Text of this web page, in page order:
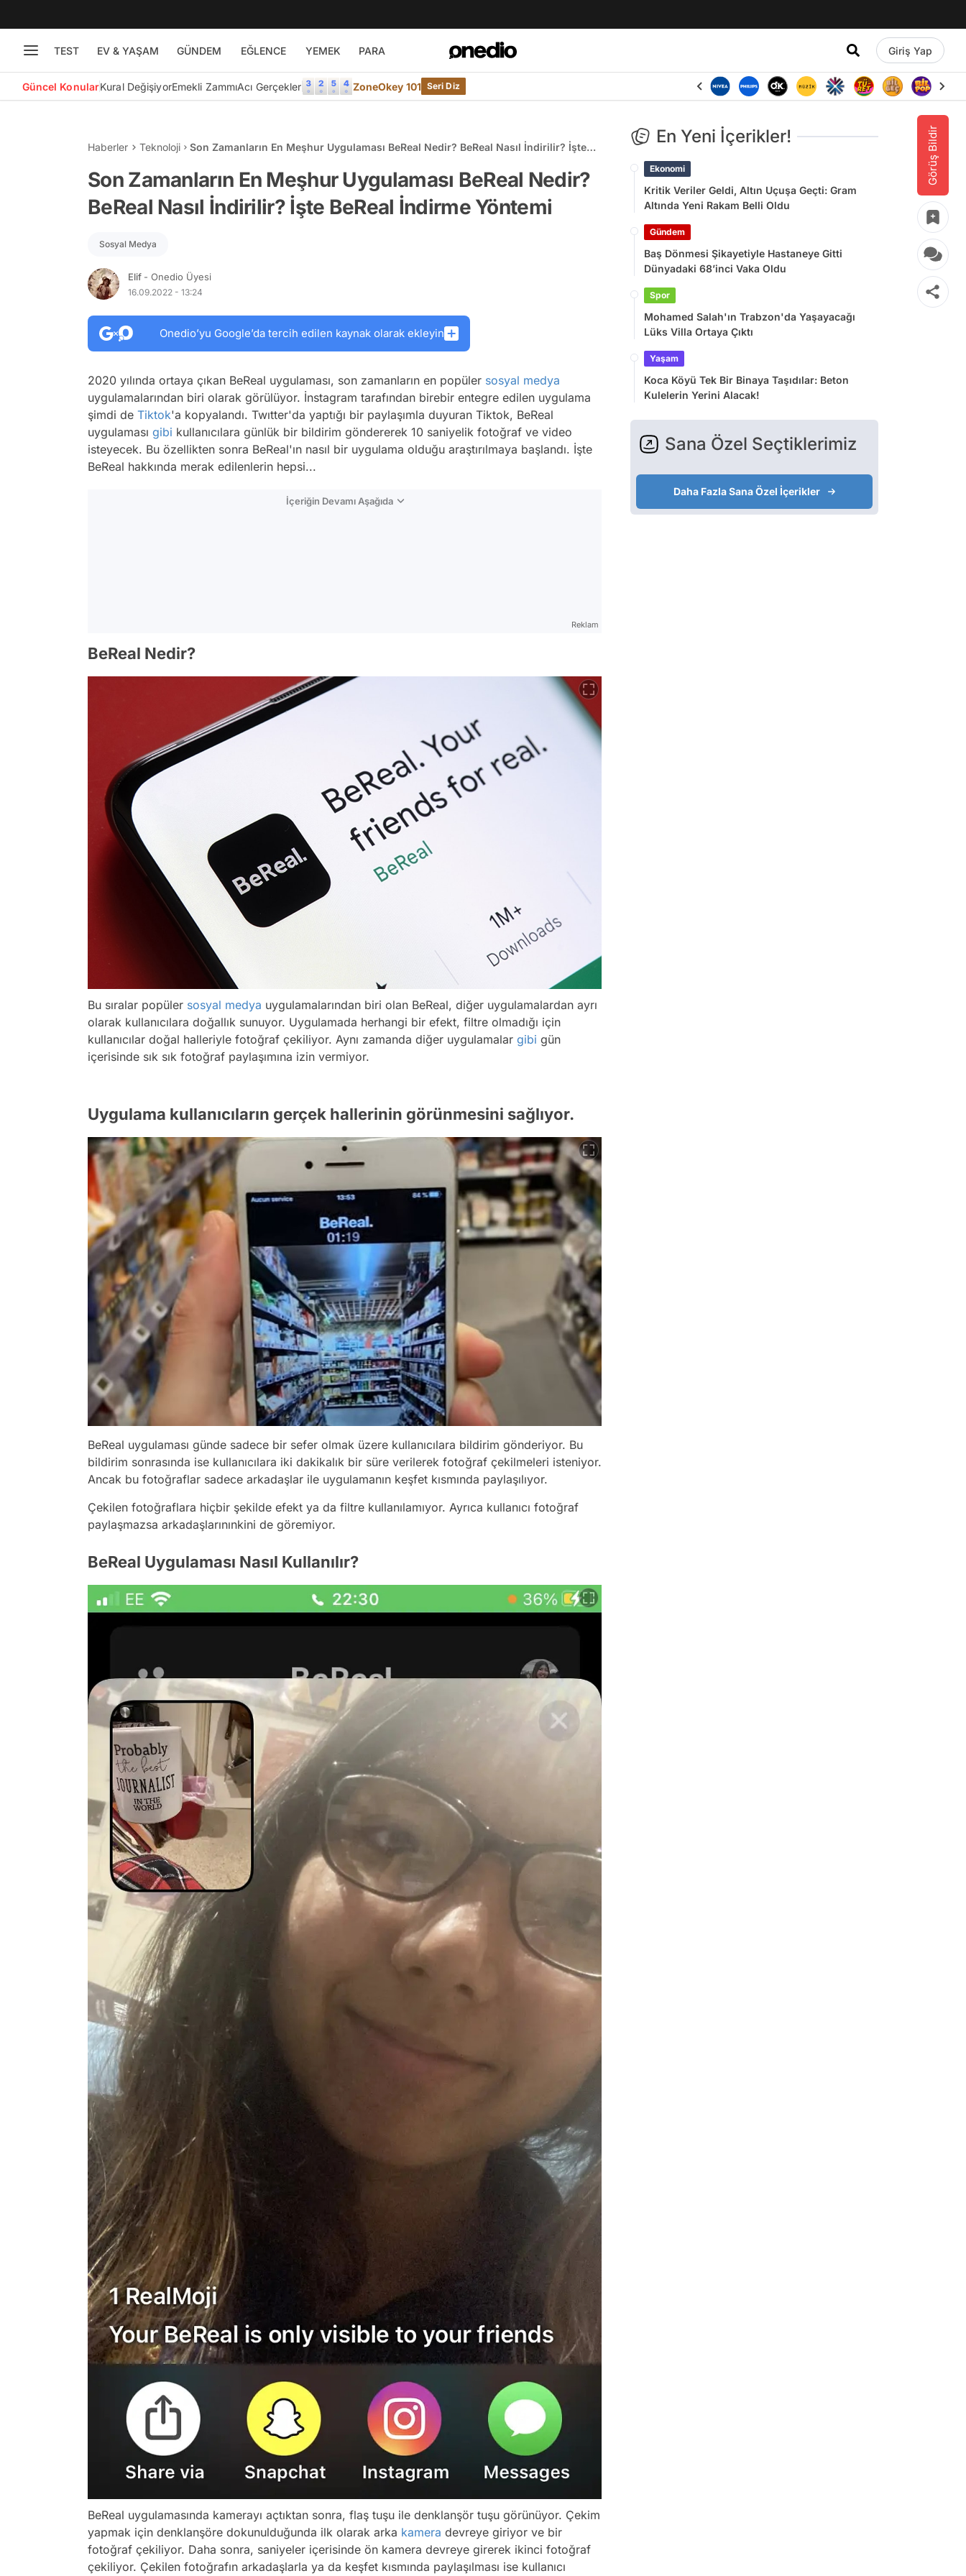
TEST EV & YAŞAM GÜNDEM EĞLENCE YEMEK PARA Giriş Yap
Güncel KonularKural DeğişiyorEmekli ZammıAcı Gerçekler ZoneOkey 101 Seri Diz
Görüş Bildir
Haberler Teknoloji
Son Zamanların En Meşhur Uygulaması BeReal Nedir? BeReal Nasıl İndirilir? İşte
Son Zamanların En Meşhur Uygulaması BeReal Nedir?
BeReal Nasıl İndirilir? İşte BeReal İndirme Yöntemi
Sosyal Medya
Elif - Onedio Üyesi
16.09.2022 - 13:24
Onedio’yu Google’da tercih edilen kaynak olarak ekleyin
2020 yılında ortaya çıkan BeReal uygulaması, son zamanların en popüler sosyal medya
uygulamalarından biri olarak görülüyor. İnstagram tarafından birebir entegre edilen uygulama
şimdi de Tiktok'a kopyalandı. Twıtter'da yaptığı bir paylaşımla duyuran Tiktok, BeReal
uygulaması gibi kullanıcılara günlük bir bildirim göndererek 10 saniyelik fotoğraf ve video
isteyecek. Bu özellikten sonra BeReal'ın nasıl bir uygulama olduğu araştırılmaya başlandı. İşte
BeReal hakkında merak edilenlerin hepsi...
İçeriğin Devamı Aşağıda
Reklam
BeReal Nedir?
Bu sıralar popüler sosyal medya uygulamalarından biri olan BeReal, diğer uygulamalardan ayrı
olarak kullanıcılara doğallık sunuyor. Uygulamada herhangi bir efekt, filtre olmadığı için
kullanıcılar doğal halleriyle fotoğraf çekiliyor. Aynı zamanda diğer uygulamalar gibi gün
içerisinde sık sık fotoğraf paylaşımına izin vermiyor.
Uygulama kullanıcıların gerçek hallerinin görünmesini sağlıyor.
BeReal uygulaması günde sadece bir sefer olmak üzere kullanıcılara bildirim gönderiyor. Bu
bildirim sonrasında ise kullanıcılara iki dakikalık bir süre verilerek fotoğraf çekilmeleri isteniyor.
Ancak bu fotoğraflar sadece arkadaşlar ile uygulamanın keşfet kısmında paylaşılıyor.
Çekilen fotoğraflara hiçbir şekilde efekt ya da filtre kullanılamıyor. Ayrıca kullanıcı fotoğraf
paylaşmazsa arkadaşlarınınkini de göremiyor.
BeReal Uygulaması Nasıl Kullanılır?
BeReal uygulamasında kamerayı açtıktan sonra, flaş tuşu ile denklanşör tuşu görünüyor. Çekim
yapmak için denklanşöre dokunulduğunda ilk olarak arka kamera devreye giriyor ve bir
fotoğraf çekiliyor. Daha sonra, saniyeler içerisinde ön kamera devreye girerek ikinci fotoğraf
çekiliyor. Çekilen fotoğrafın arkadaşlarla ya da keşfet kısmında paylaşılması ise kullanıcı
En Yeni İçerikler!
Ekonomi
Kritik Veriler Geldi, Altın Uçuşa Geçti: Gram
Altında Yeni Rakam Belli Oldu
Gündem
Baş Dönmesi Şikayetiyle Hastaneye Gitti
Dünyadaki 68’inci Vaka Oldu
Spor
Mohamed Salah'ın Trabzon'da Yaşayacağı
Lüks Villa Ortaya Çıktı
Yaşam
Koca Köyü Tek Bir Binaya Taşıdılar: Beton
Kulelerin Yerini Alacak!
Sana Özel Seçtiklerimiz
Daha Fazla Sana Özel İçerikler